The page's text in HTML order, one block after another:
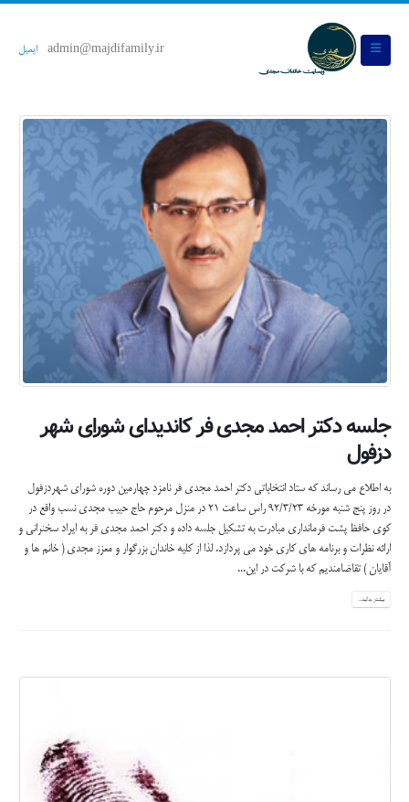
admin@majdifamily.ir ایمیل
جلسه دکتر احمد مجدی فر کاندیدای شورای شهر
دزفول
به اطلاع مي رساند كه ستاد انتخاباتی دكتر احمد مجدی فر نامزد چهارمين دوره شورای شهردزفول
در روز پنج شنبه مورخه 92/3/23 راس ساعت 21 در منزل مرحوم حاج حبيب مجدی نسب واقع در
كوی حافظ پشت فرمانداری مبادرت به تشكيل جلسه داده و دكتر احمد مجدی فر به ايراد سخنرانی و
ارائه نظرات و برنامه های كاری خود مي پردازد. لذا از كليه خاندان بزرگوار و معزز مجدی ( خانم ها و
آقايان ) تقاضامندیم كه با شركت در اين...
بیشتر بدانید...